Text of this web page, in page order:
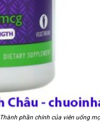
Thành phần chính của viên uống